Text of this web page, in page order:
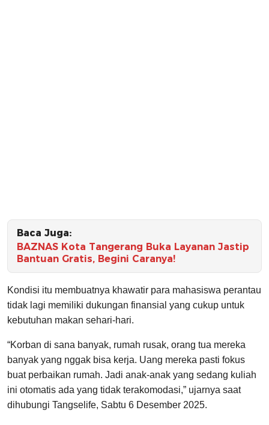
Baca Juga:
BAZNAS Kota Tangerang Buka Layanan Jastip
Bantuan Gratis, Begini Caranya!
Kondisi itu membuatnya khawatir para mahasiswa perantau
tidak lagi memiliki dukungan finansial yang cukup untuk
kebutuhan makan sehari-hari.
“Korban di sana banyak, rumah rusak, orang tua mereka
banyak yang nggak bisa kerja. Uang mereka pasti fokus
buat perbaikan rumah. Jadi anak-anak yang sedang kuliah
ini otomatis ada yang tidak terakomodasi,” ujarnya saat
dihubungi Tangselife, Sabtu 6 Desember 2025.